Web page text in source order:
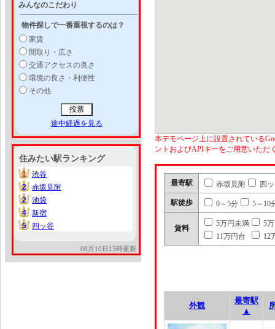
みんなのこだわり
物件探しで一番重視するのは？
家賃
間取り・広さ
交通アクセスの良さ
環境の良さ・利便性
その他
途中経過を見る
住みたい駅ランキング
1
1
渋谷
2
2
赤坂見附
2
2
池袋
4
4
新宿
5
5 四ッ谷
08月10日15時更新
本デモページ上に設置されている
ントおよびAPIキーをご用意いただ
最寄駅 赤坂見附 四
駅徒歩 0～5分 5～10
賃料
5万円未満
5
11万円台
12
外観
最寄駅
▲